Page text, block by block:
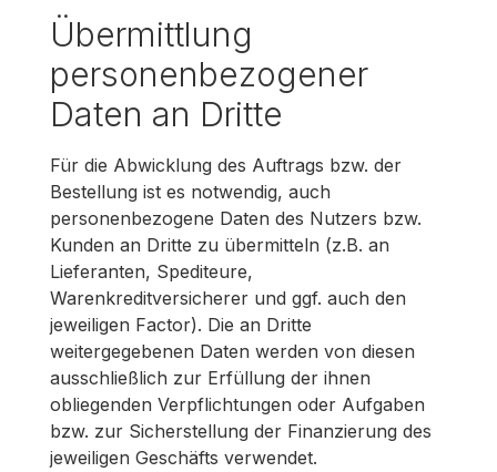
Übermittlung
personenbezogener
Daten an Dritte
Für die Abwicklung des Auftrags bzw. der
Bestellung ist es notwendig, auch
personenbezogene Daten des Nutzers bzw.
Kunden an Dritte zu übermitteln (z.B. an
Lieferanten, Spediteure,
Warenkreditversicherer und ggf. auch den
jeweiligen Factor). Die an Dritte
weitergegebenen Daten werden von diesen
ausschließlich zur Erfüllung der ihnen
obliegenden Verpflichtungen oder Aufgaben
bzw. zur Sicherstellung der Finanzierung des
jeweiligen Geschäfts verwendet.